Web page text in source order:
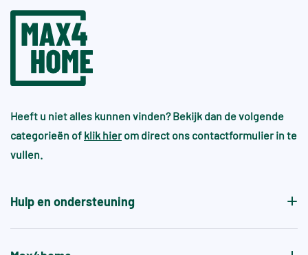
Heeft u niet alles kunnen vinden? Bekijk dan de volgende
categorieën of klik hier om direct ons contactformulier in te
vullen.
Hulp en ondersteuning